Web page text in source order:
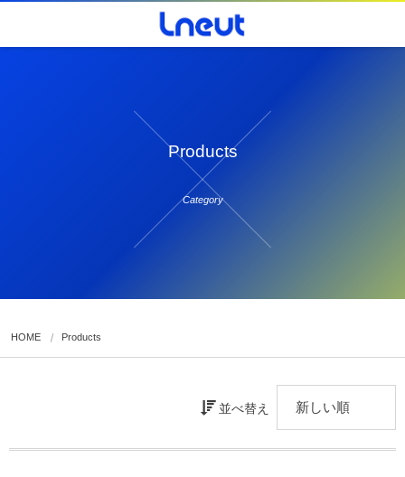
Products
Category
HOME Products
並べ替え